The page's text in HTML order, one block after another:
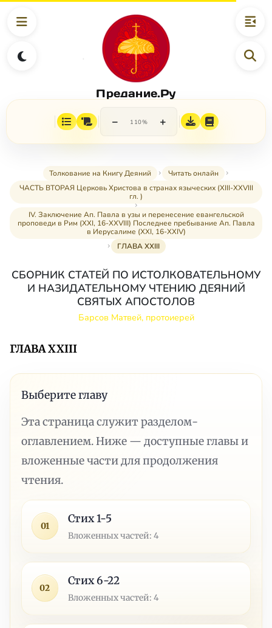
Предание.Ру
− 110% +
Толкование на Книгу Деяний
Читать онлайн
ЧАСТЬ ВТОРАЯ Церковь Христова в странах языческих (XIII-XXVIII
гл. )
IV. Заключение Ап. Павла в узы и перенесение евангельской
проповеди в Рим (XXI, 16-XXVIII) Последнее пребывание Ап. Павла
в Иерусалиме (XXI, 16-XXIV)
ГЛАВА XXIII
СБОРНИК СТАТЕЙ ПО ИСТОЛКОВАТЕЛЬНОМУ
И НАЗИДАТЕЛЬНОМУ ЧТЕНИЮ ДЕЯНИЙ
СВЯТЫХ АПОСТОЛОВ
Барсов Матвей, протоиерей
ГЛАВА XXIII
Выберите главу
Эта страница служит разделом-
оглавлением. Ниже — доступные главы и
вложенные части для продолжения
чтения.
01
Стих 1-5
Вложенных частей: 4
02
Стих 6-22
Вложенных частей: 4